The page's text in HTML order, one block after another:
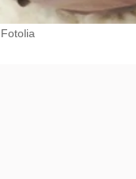
Fotolia